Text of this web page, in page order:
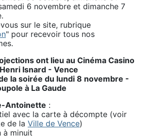
6 novembre et dimanche 7
sur le site, rubrique
" pour recevoir tous nos
ont lieu au Cinéma Casino
Isnard - Vence
la soirée du lundi 8 novembre -
à La Gaude
Antoinette :
avec la carte à décompte (voir
de la Ville de Vence)
à minuit